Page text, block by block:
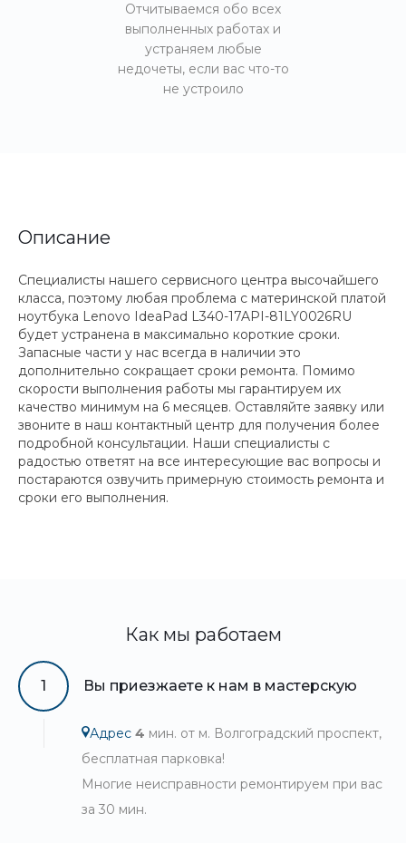
Отчитываемся обо всех
выполненных работах и
устраняем любые
недочеты, если вас что-то
не устроило
Описание
Специалисты нашего сервисного центра высочайшего
класса, поэтому любая проблема с материнской платой
ноутбука Lenovo IdeaPad L340-17API-81LY0026RU
будет устранена в максимально короткие сроки.
Запасные части у нас всегда в наличии это
дополнительно сокращает сроки ремонта. Помимо
скорости выполнения работы мы гарантируем их
качество минимум на 6 месяцев. Оставляйте заявку или
звоните в наш контактный центр для получения более
подробной консультации. Наши специалисты с
радостью ответят на все интересующие вас вопросы и
постараются озвучить примерную стоимость ремонта и
сроки его выполнения.
Как мы работаем
1 Вы приезжаете к нам в мастерскую
Адрес 4 мин. от м. Волгоградский проспект,
бесплатная парковка!
Многие неисправности ремонтируем при вас
за 30 мин.